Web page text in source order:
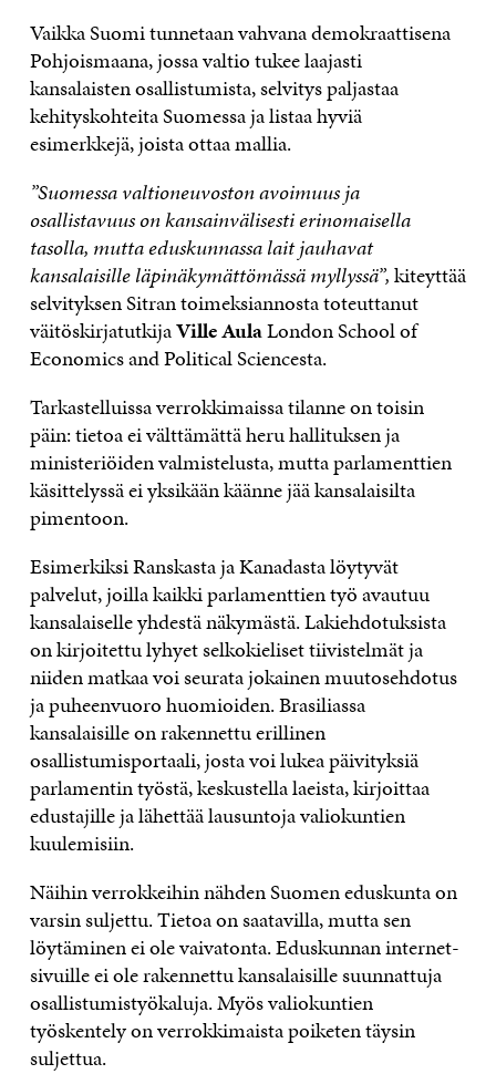
Vaikka Suomi tunnetaan vahvana demokraattisena
Pohjoismaana, jossa valtio tukee laajasti
kansalaisten osallistumista, selvitys paljastaa
kehityskohteita Suomessa ja listaa hyviä
esimerkkejä, joista ottaa mallia.
”Suomessa valtioneuvoston avoimuus ja
osallistavuus on kansainvälisesti erinomaisella
tasolla, mutta eduskunnassa lait jauhavat
kansalaisille läpinäkymättömässä myllyssä”,kiteyttää
selvityksen Sitran toimeksiannosta toteuttanut
väitöskirjatutkijaVille AulaLondon School of
Economics and Political Sciencesta.
Tarkastelluissa verrokkimaissa tilanne on toisin
päin: tietoa ei välttämättä heru hallituksen ja
ministeriöiden valmistelusta, mutta parlamenttien
käsittelyssä ei yksikään käänne jää kansalaisilta
pimentoon.
Esimerkiksi Ranskasta ja Kanadasta löytyvät
palvelut, joilla kaikki parlamenttien työ avautuu
kansalaiselle yhdestä näkymästä. Lakiehdotuksista
on kirjoitettu lyhyet selkokieliset tiivistelmät ja
niiden matkaa voi seurata jokainen muutosehdotus
ja puheenvuoro huomioiden. Brasiliassa
kansalaisille on rakennettu erillinen
osallistumisportaali, josta voi lukea päivityksiä
parlamentin työstä, keskustella laeista, kirjoittaa
edustajille ja lähettää lausuntoja valiokuntien
kuulemisiin.
Näihin verrokkeihin nähden Suomen eduskunta on
varsin suljettu. Tietoa on saatavilla, mutta sen
löytäminen ei ole vaivatonta. Eduskunnan internet-
sivuille ei ole rakennettu kansalaisille suunnattuja
osallistumistyökaluja. Myös valiokuntien
työskentely on verrokkimaista poiketen täysin
suljettua.